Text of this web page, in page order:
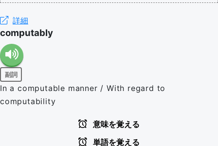
詳細
computably
副詞
In a computable manner / With regard to
computability
意味を覚える
単語を覚える